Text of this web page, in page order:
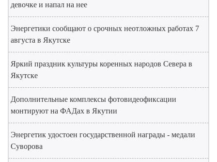
девочке и напал на нее
Энергетики сообщают о срочных неотложных работах 7
августа в Якутске
Яркий праздник культуры коренных народов Севера в
Якутске
Дополнительные комплексы фотовидеофиксации
монтируют на ФАДах в Якутии
Энергетик удостоен государственной награды - медали
Суворова